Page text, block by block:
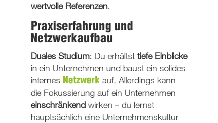
wertvolle Referenzen.
Praxiserfahrung und
Netzwerkaufbau
Duales Studium: Du erhältst tiefe Einblicke
in ein Unternehmen und baust ein solides
internes Netzwerkauf. Allerdings kann
die Fokussierung auf ein Unternehmen
einschränkendwirken – du lernst
hauptsächlich eine Unternehmenskultur